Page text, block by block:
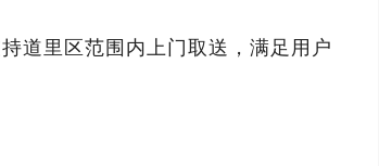
里区范围内上门取送，满足用户